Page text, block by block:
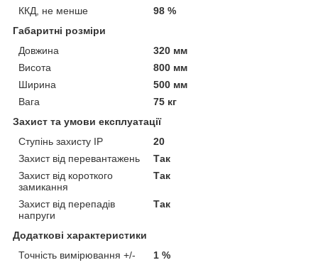
ККД, не менше
98 %
Габаритні розміри
Довжина
320 мм
Висота
800 мм
Ширина
500 мм
Вага
75 кг
Захист та умови експлуатації
Ступінь захисту IP
20
Захист від перевантажень
Так
Захист від короткого
замикання
Так
Захист від перепадів
напруги
Так
Додаткові характеристики
Точність вимірювання +/-
1 %